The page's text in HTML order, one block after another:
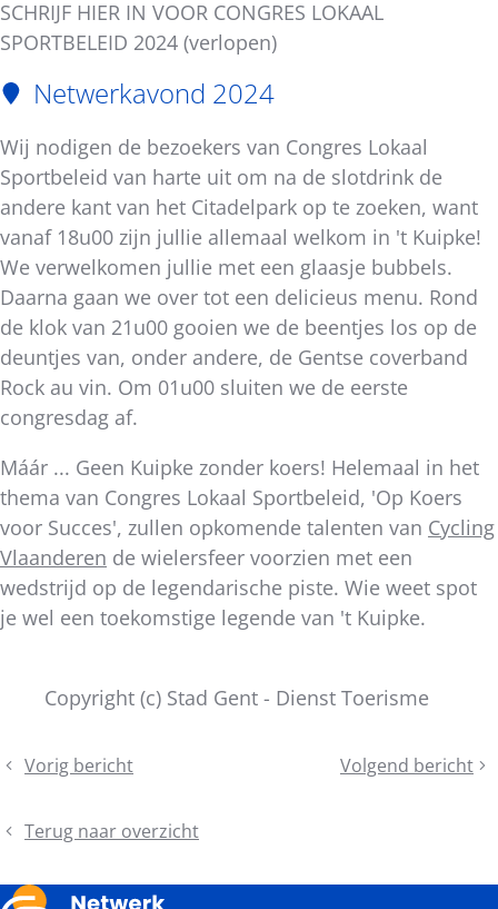
SCHRIJF HIER IN VOOR CONGRES LOKAAL
SPORTBELEID 2024 (verlopen)
Netwerkavond 2024
Wij nodigen de bezoekers van Congres Lokaal
Sportbeleid van harte uit om na de slotdrink de
andere kant van het Citadelpark op te zoeken, want
vanaf 18u00 zijn jullie allemaal welkom in 't Kuipke!
We verwelkomen jullie met een glaasje bubbels.
Daarna gaan we over tot een delicieus menu. Rond
de klok van 21u00 gooien we de beentjes los op de
deuntjes van, onder andere, de Gentse coverband
Rock au vin. Om 01u00 sluiten we de eerste
congresdag af.
Máár ... Geen Kuipke zonder koers! Helemaal in het
thema van Congres Lokaal Sportbeleid, 'Op Koers
voor Succes', zullen opkomende talenten van Cycling
Vlaanderen de wielersfeer voorzien met een
wedstrijd op de legendarische piste. Wie weet spot
je wel een toekomstige legende van 't Kuipke.
Copyright (c) Stad Gent - Dienst Toerisme
Deel
bericht
Vorig bericht
Masterclass
Sportbeleid:
terugblik
Volgend bericht
Tijdschrift
in
Terug naar overzicht